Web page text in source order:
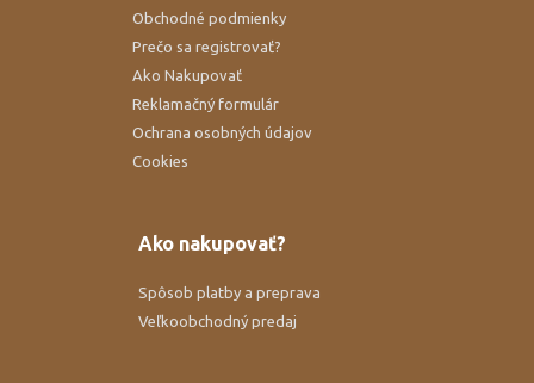
Obchodné podmienky
Prečo sa registrovať?
Ako Nakupovať
Reklamačný formulár
Ochrana osobných údajov
Cookies
Ako nakupovať?
Spôsob platby a preprava
Veľkoobchodný predaj